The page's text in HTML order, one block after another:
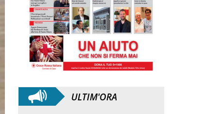
ULTIM'ORA